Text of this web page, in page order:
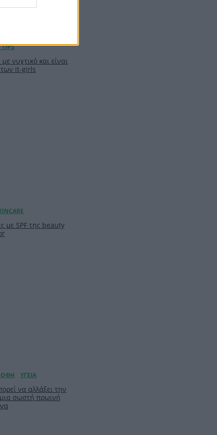
νυχτικό και είναι
it-girls
με SPF της beauty
να αλλάξει την
σωστή πρωινή